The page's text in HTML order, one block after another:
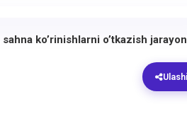
ko’rinishlarni o’tkazish